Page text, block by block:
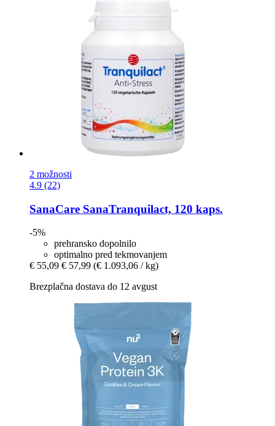
2 možnosti
4.9 (22)
SanaCare SanaTranquilact, 120 kaps.
-5%
prehransko dopolnilo
optimalno pred tekmovanjem
€ 55,09 € 57,99 (€ 1.093,06 / kg)
Brezplačna dostava do 12 avgust